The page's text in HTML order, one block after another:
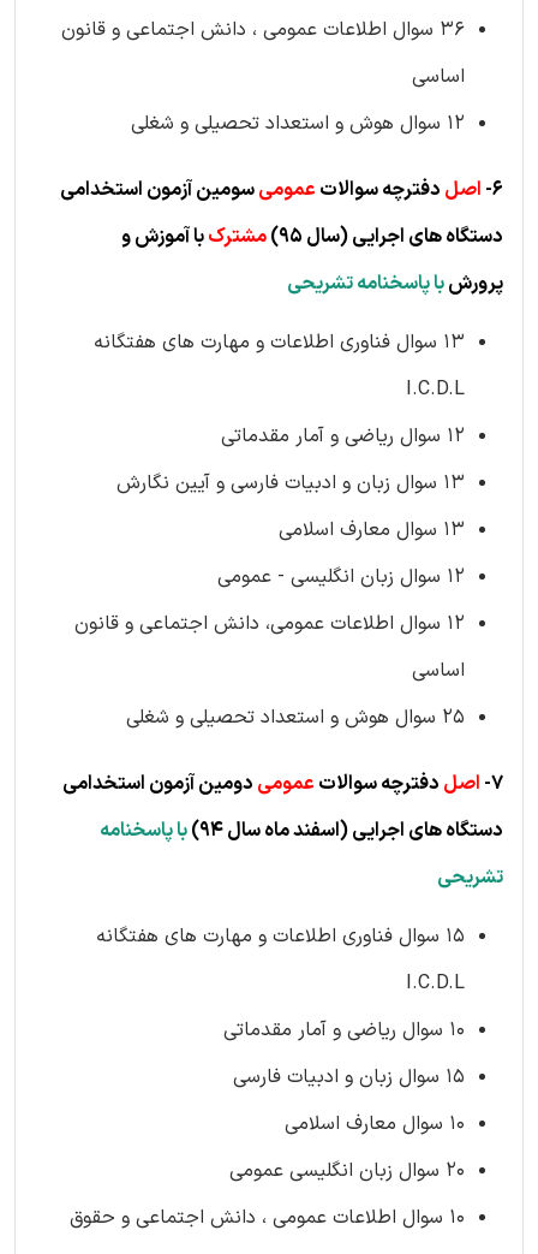
36 سوال اطلاعات عمومی ، دانش اجتماعی و قانون
اساسی
12 سوال هوش و استعداد تحصیلی و شغلی
6- اصل دفترچه سوالات عمومیسومین آزمون استخدامی
دستگاه های اجرایی(سال 95) مشترکبا آموزش و
پرورشبا پاسخنامه تشریحی
13 سوال فناوری اطلاعات و مهارت های هفتگانه
I.C.D.L
12 سوال ریاضی و آمار مقدماتی
13 سوال زبان و ادبیات فارسی و آیین نگارش
13 سوال معارف اسلامی
12 سوال زبان انگلیسی - عمومی
12 سوال اطلاعات عمومی، دانش اجتماعی و قانون
اساسی
25 سوال هوش و استعداد تحصیلی و شغلی
7- اصل دفترچه سوالات عمومی دومین آزمون استخدامی
دستگاه های اجرایی(اسفند ماه سال 94)
با پاسخنامه
تشریحی
15 سوال فناوری اطلاعات و مهارت های هفتگانه
I.C.D.L
10 سوال ریاضی و آمار مقدماتی
15 سوال زبان و ادبیات فارسی
10 سوال معارف اسلامی
20 سوال زبان انگلیسی عمومی
10 سوال اطلاعات عمومی ، دانش اجتماعی و حقوق